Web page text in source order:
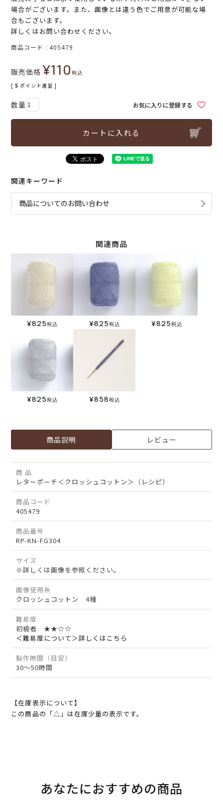
場合がございます。また、画像とは違う色でご用意が可能な場
合もございます。
詳しくはお問い合わせください。
商品コード 405479
販売価格 ¥110税込
[ 5 ポイント進呈 ]
お気に入りに登録する
カートに入れる
関連キーワード
商品についてのお問い合わせ
関連商品
¥825税込 ¥825税込 ¥825税込
¥825税込 ¥858税込
商品説明 レビュー
商 品
レターポーチ＜クロッシュコットン＞（レシピ）
商品コード
405479
商品番号
RP-KN-FG304
サイズ
※詳しくは画像を参照ください。
画像使用糸
クロッシュコットン 4種
難易度
初級者 ★★☆☆
＜難易度について＞詳しくはこちら
製作時間（目安）
30～50時間
【在庫表示について】
この商品の「△」は在庫少量の表示です。
あなたにおすすめの商品